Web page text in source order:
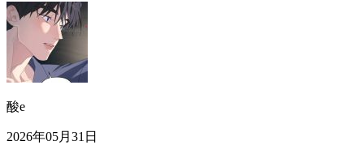
酸e
2026年05月31日